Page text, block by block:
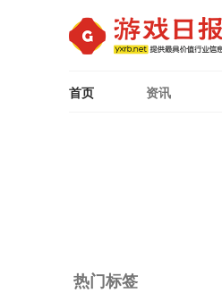
首页 资讯
热门标签